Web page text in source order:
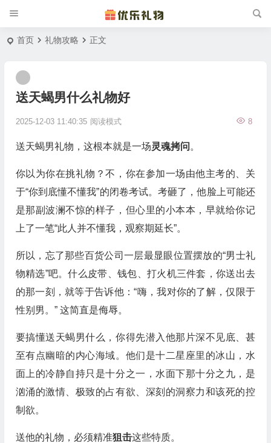
首页 礼物攻略 正文
送天蝎男什么礼物好
2025-12-03 11:40:35 8
阅读模式
送天蝎男礼物，这根本就是一场灵魂拷问 。
你以为你在挑礼物？不，你在参加一场由他主考的、关
于“你到底懂不懂我”的闭卷考试。考砸了，他脸上可能还
是那副波澜不惊的样子，但心里的小本本，早就给你记
上了一笔“此人并不懂我，观察期延长”。
所以，忘了那些百货公司一层最显眼位置摆放的“男士礼
物精选”吧。什么皮带、钱包、打火机三件套，你送出去
的那一刻，就等于告诉他：“嗨，我对你的了解，仅限于
性别男。” 这简直是侮辱。
要搞懂送天蝎男什么，你得先潜入他那片深不见底、甚
至有点幽暗的内心海域。他们是十二星座里的冰山，水
面上的冷静自持只是十分之一，水面下那十分之九，是
汹涌的激情、极致的占有欲、深刻的洞察力和该死的控
制欲。
送他的礼物，必须精准狙击这些特质。